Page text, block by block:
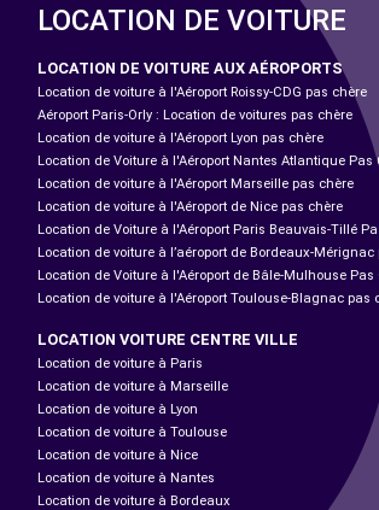
LOCATION DE VOITURE
LOCATION DE VOITURE AUX AÉROPORTS
Location de voiture à l'Aéroport Roissy-CDG pas chère
Aéroport Paris-Orly : Location de voitures pas chère
Location de voiture à l'Aéroport Lyon pas chère
Location de Voiture à l'Aéroport Nantes Atlantique Pas
Location de voiture à l'Aéroport Marseille pas chère
Location de voiture à l'Aéroport de Nice pas chère
Location de Voiture à l'Aéroport Paris Beauvais-Tillé
Location de voiture à l’aéroport de Bordeaux-Mérignac
Location de Voiture à l'Aéroport de Bâle-Mulhouse Pas
Location de voiture à l'Aéroport Toulouse-Blagnac pas
LOCATION VOITURE CENTRE VILLE
Location de voiture à Paris
Location de voiture à Marseille
Location de voiture à Lyon
Location de voiture à Toulouse
Location de voiture à Nice
Location de voiture à Nantes
Location de voiture à Bordeaux